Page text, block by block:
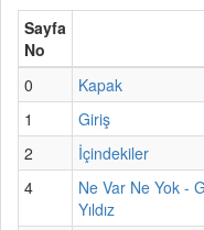
Sayfa
No
0
Kapak
1
Giriş
2
İçindekiler
4
Ne Var Ne Yok -
Yıldız